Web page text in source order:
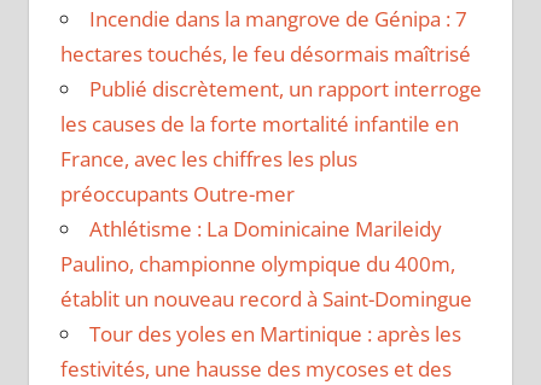
Incendie dans la mangrove de Génipa : 7
hectares touchés, le feu désormais maîtrisé
Publié discrètement, un rapport interroge
les causes de la forte mortalité infantile en
France, avec les chiffres les plus
préoccupants Outre-mer
Athlétisme : La Dominicaine Marileidy
Paulino, championne olympique du 400m,
établit un nouveau record à Saint-Domingue
Tour des yoles en Martinique : après les
festivités, une hausse des mycoses et des